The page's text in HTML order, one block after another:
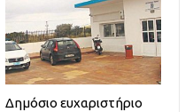
Δημόσιο ευχαριστήριο